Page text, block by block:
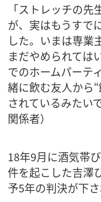
「ストレッチの
が、実はもうすで
した。いまは専業
まだやめられては
でのホームパーテ
緒に飲む友人から
されているみたい
関係者）
18年9月に酒気帯
件を起こした吉澤
予5年の判決が下さ